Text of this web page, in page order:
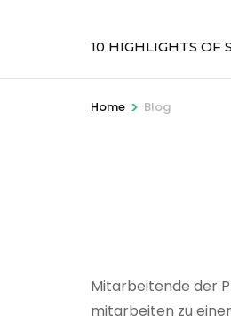
10 HIGHLIGHTS OF
Home > Blog
Mitarbeitende der
mitarbeiten zu